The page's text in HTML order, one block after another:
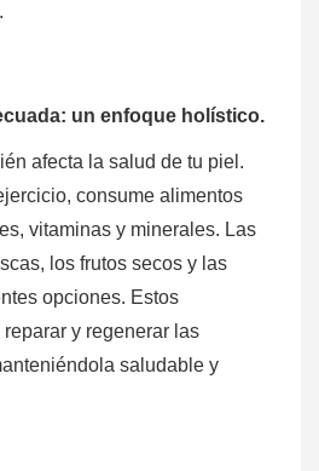
un enfoque holístico.
afecta la salud de tu piel.
consume alimentos
vitaminas y minerales. Las
los frutos secos y las
opciones. Estos
y regenerar las
saludable y